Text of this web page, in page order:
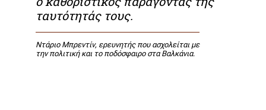
ταυτότητάς τους.
Ντάριο Μπρεντίν, ερευνητής που ασχολείται με
την πολιτική και το ποδόσφαιρο στα Βαλκάνια.